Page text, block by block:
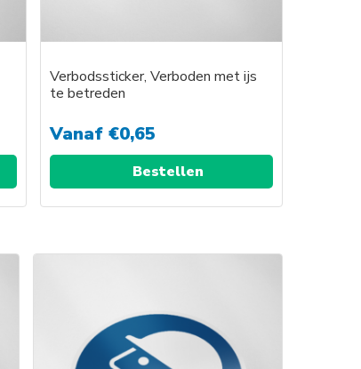
Verbodssticker, Verboden met ijs
te betreden
Vanaf€0,65
Bestellen